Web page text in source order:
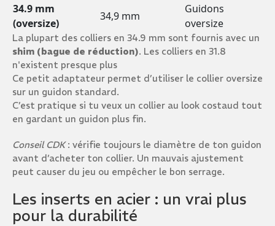
34.9 mm
(oversize)
34,9 mm
Guidons
oversize
La plupart des colliers en 34.9 mm sont fournis avec un
shim (bague de réduction). Les colliers en 31.8
n'existent presque plus
Ce petit adaptateur permet d’utiliser le collier oversize
sur un guidon standard.
C’est pratique si tu veux un collier au look costaud tout
en gardant un guidon plus fin.
Conseil CDK: vérifie toujours le diamètre de ton guidon
avant d’acheter ton collier. Un mauvais ajustement
peut causer du jeu ou empêcher le bon serrage.
Les inserts en acier : un vrai plus
pour la durabilité